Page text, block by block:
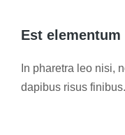
Est elementum
In pharetra leo nisi,
dapibus risus finibus.